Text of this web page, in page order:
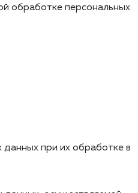
обработке персональных
при их обработке в